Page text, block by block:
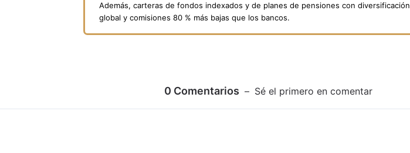
Además, carteras de fondos indexados y de planes de pensiones con diversificación
global y comisiones 80 % más bajas que los bancos.
0 Comentarios Sé el primero en comentar